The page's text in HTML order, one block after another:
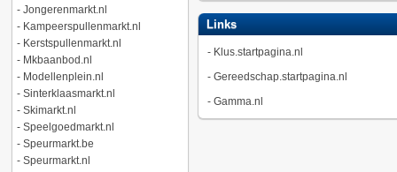
- Jongerenmarkt.nl
- Kampeerspullenmarkt.nl
- Kerstspullenmarkt.nl
- Mkbaanbod.nl
- Modellenplein.nl
- Sinterklaasmarkt.nl
- Skimarkt.nl
- Speelgoedmarkt.nl
- Speurmarkt.be
- Speurmarkt.nl
Links
- Klus.startpagina.nl
- Gereedschap.startpagina.nl
- Gamma.nl